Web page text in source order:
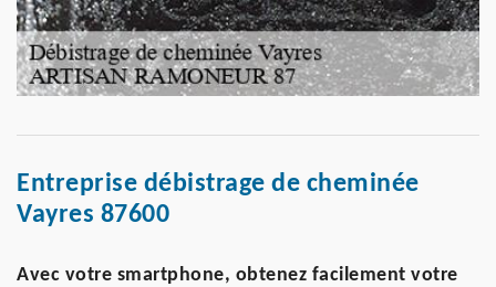
Entreprise débistrage de cheminée
Vayres 87600
Avec votre smartphone, obtenez facilement votre